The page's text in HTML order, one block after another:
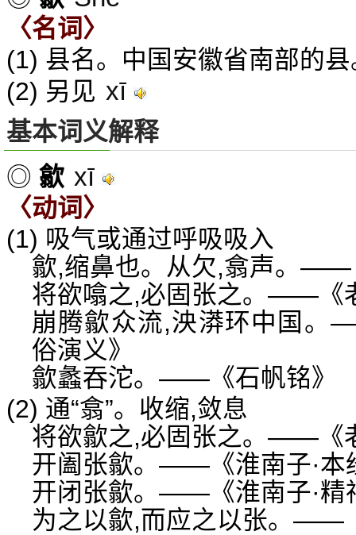
〈名词〉
(1) 县名。中国安徽省南部的
(2) 另见 xī
基本词义解释
◎ 歙 xī
〈动词〉
(1) 吸气或通过呼吸吸入
歙,缩鼻也。从欠,翕声。——
将欲噏之,必固张之。——《
崩腾歙众流,泱漭环中国。
俗演义》
歙蠡吞沱。——《石帆铭》
(2) 通“翕”。收缩,敛息
将欲歙之,必固张之。——《
开阖张歙。——《淮南子·本
开闭张歙。——《淮南子·精
为之以歙,而应之以张。——